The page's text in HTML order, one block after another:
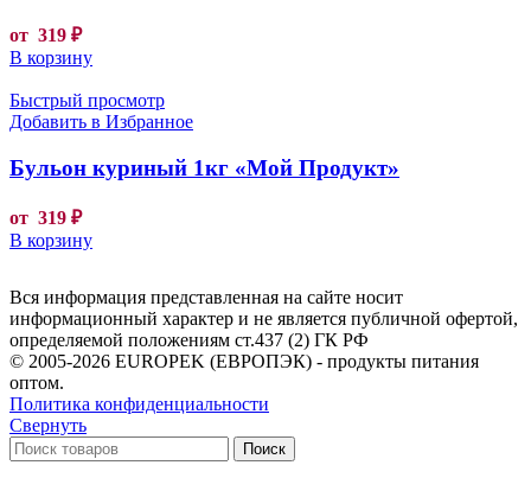
от 319 ₽
В корзину
Быстрый просмотр
Добавить в Избранное
Бульон куриный 1кг «Мой Продукт»
от 319 ₽
В корзину
Вся информация представленная на сайте носит
информационный характер и не является публичной офертой,
определяемой положениям ст.437 (2) ГК РФ
© 2005-2026 EUROPEK (ЕВРОПЭК) - продукты питания
оптом.
Политика конфиденциальности
Свернуть
Поиск